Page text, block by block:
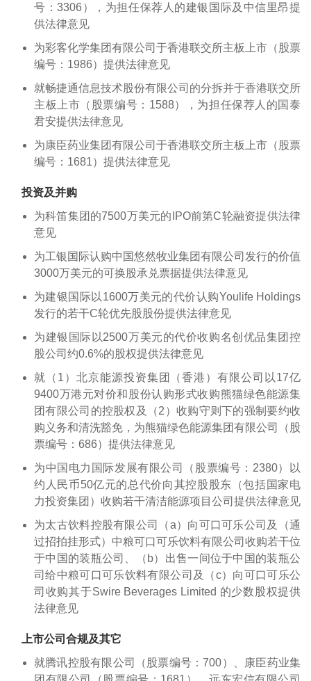
号：3306），为担任保荐人的建银国际及中信里昂提
供法律意见
为彩客化学集团有限公司于香港联交所主板上市（股票
编号：1986）提供法律意见
就畅捷通信息技术股份有限公司的分拆并于香港联交所
主板上市（股票编号：1588），为担任保荐人的国泰
君安提供法律意见
为康臣药业集团有限公司于香港联交所主板上市（股票
编号：1681）提供法律意见
投资及并购
为科笛集团的7500万美元的IPO前第C轮融资提供法律
意见
为工银国际认购中国悠然牧业集团有限公司发行的价值
3000万美元的可换股承兑票据提供法律意见
为建银国际以1600万美元的代价认购Youlife Holdings
发行的若干C轮优先股股份提供法律意见
为建银国际以2500万美元的代价收购名创优品集团控
股公司约0.6%的股权提供法律意见
就（1）北京能源投资集团（香港）有限公司以17亿
9400万港元对价和股份认购形式收购熊猫绿色能源集
团有限公司的控股权及（2）收购守则下的强制要约收
购义务和清洗豁免，为熊猫绿色能源集团有限公司（股
票编号：686）提供法律意见
为中国电力国际发展有限公司（股票编号：2380）以
约人民币50亿元的总代价向其控股股东（包括国家电
力投资集团）收购若干清洁能源项目公司提供法律意见
为太古饮料控股有限公司（a）向可口可乐公司及（通
过招拍挂形式）中粮可口可乐饮料有限公司收购若干位
于中国的装瓶公司、（b）出售一间位于中国的装瓶公
司给中粮可口可乐饮料有限公司及（c）向可口可乐公
司收购其于Swire Beverages Limited 的少数股权提供
法律意见
上市公司合规及其它
就腾讯控股有限公司（股票编号：700）、康臣药业集